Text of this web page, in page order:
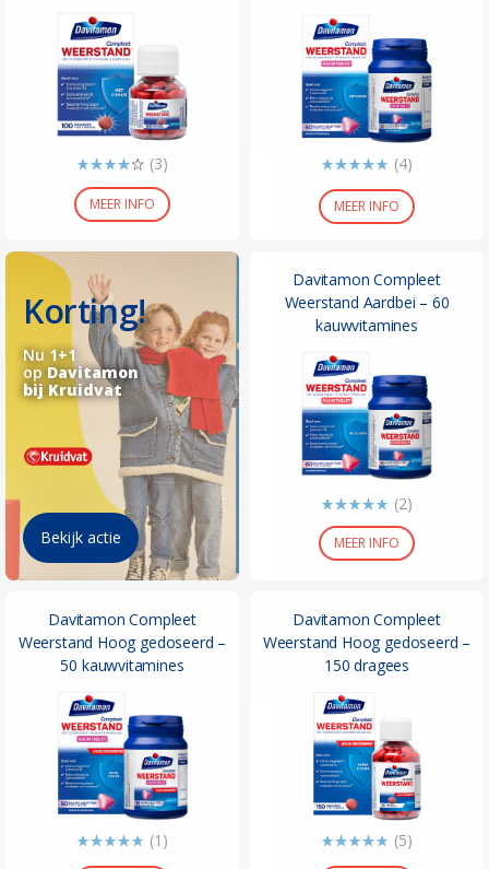
MEER INFO
(3)
MEER INFO
(4)
Korting!
Nu1+1
op Davitamon
bij Kruidvat
Bekijk actie
Davitamon Compleet
Weerstand Aardbei – 60
kauwvitamines
MEER INFO
(2)
Davitamon Compleet
Weerstand Hoog gedoseerd –
50 kauwvitamines
(1)
Davitamon Compleet
Weerstand Hoog gedoseerd –
150 dragees
(5)